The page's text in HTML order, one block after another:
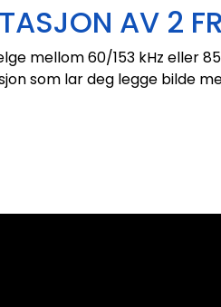
AV 2
mellom 60/153 kHz eller
som lar deg legge bilde